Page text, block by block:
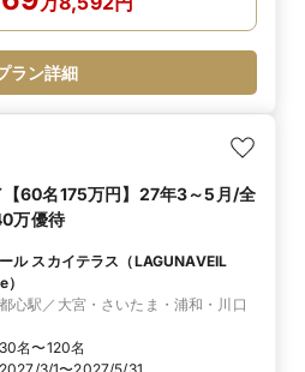
ラン詳細
60名175万円】27年3～5月/全
万優待
ル スカイテラス（LAGUNAVEIL
心駅／大宮・さいたま・浦和・川口
30名〜120名